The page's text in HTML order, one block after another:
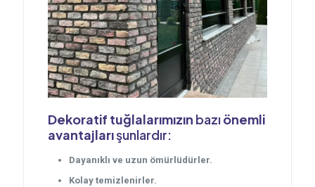
Dekoratif tuğlalarımızın bazı önemli
avantajlarışunlardır:
Dayanıklı ve uzun ömürlüdürler.
Kolay temizlenirler.